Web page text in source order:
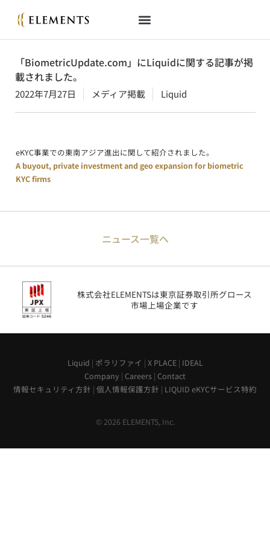
「BiometricUpdate.com」にLiquidに関する記事が掲
載されました。
2022年7月27日 メディア掲載 Liquid
eKYC事業での東南アジア進出に関して紹介されました。
A buyout, private investment and geo expansion for biometric
KYC firms
ニュース一覧へ
株式会社ELEMENTSは東京証券取引所グロース
市場上場企業です
Liquid | ポラリファイ | X PLACE| IDEAL
Company | Careers | Contact
情報セキュリティ方針 | 個人情報保護方針 | LIQUID eKYCサービス特約
© 2026 ELEMENTS, Inc.